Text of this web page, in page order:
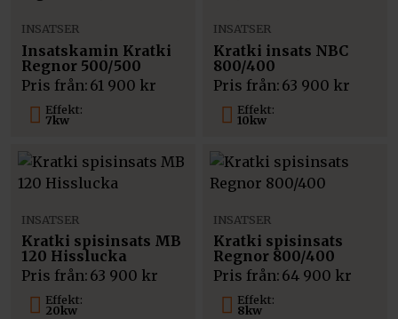
Effekt:
7kw
INSATSER
Insatskamin Kratki
Regnor 500/500
Pris från: 61 900 kr
Effekt:
10kw
INSATSER
Kratki insats NBC
800/400
Pris från: 63 900 kr
Effekt:
20kw
INSATSER
Kratki spisinsats MB
120 Hisslucka
Pris från: 63 900 kr
Effekt:
8kw
INSATSER
Kratki spisinsats
Regnor 800/400
Pris från: 64 900 kr